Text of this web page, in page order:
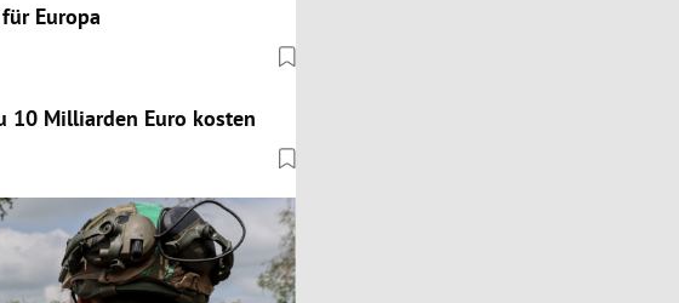
Europa
10 Milliarden Euro kosten